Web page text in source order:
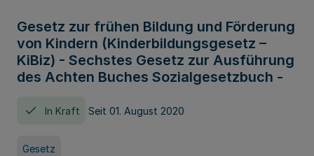
Gesetz zur frühen Bildung und Förderung
von Kindern (Kinderbildungsgesetz –
KiBiz) - Sechstes Gesetz zur Ausführung
des Achten Buches Sozialgesetzbuch -
In Kraft Seit 01. August 2020
Gesetz